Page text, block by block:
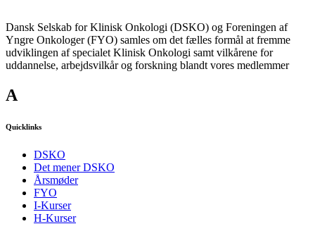
Dansk Selskab for Klinisk Onkologi (DSKO) og Foreningen af
Yngre Onkologer (FYO) samles om det fælles formål at fremme
udviklingen af specialet Klinisk Onkologi samt vilkårene for
uddannelse, arbejdsvilkår og forskning blandt vores medlemmer
A
Quicklinks
DSKO
Det mener DSKO
Årsmøder
FYO
I-Kurser
H-Kurser